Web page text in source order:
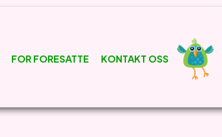
FOR FORESATTE KONTAKT OSS